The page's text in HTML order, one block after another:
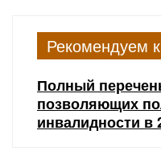
Рекомендуем
Полный
позволяющих
инвалидности в